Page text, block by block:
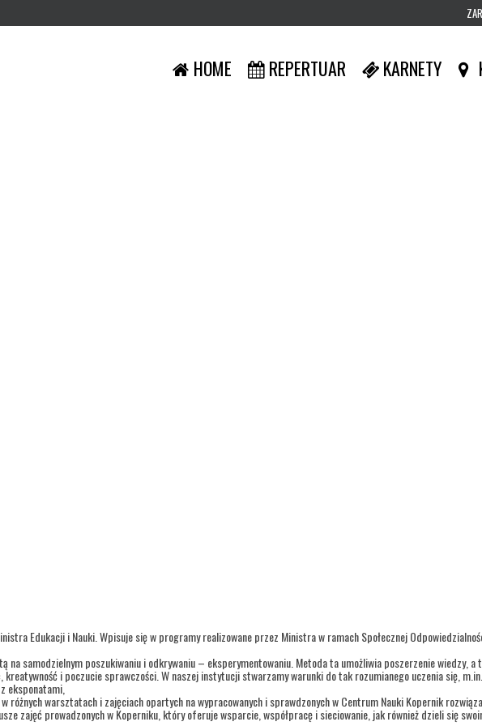
HOME REPERTUAR KARNETY
Edukacji i Nauki. Wpisuje się w programy realizowane przez Ministra w ramach Społecznej
na samodzielnym poszukiwaniu i odkrywaniu – eksperymentowaniu. Metoda ta umożliwia poszerzenie wiedzy,
kreatywność i poczucie sprawczości. W naszej instytucji stwarzamy warunki do tak rozumianego uczenia się,
eksponatami,
warsztatach i zajęciach opartych na wypracowanych i sprawdzonych w Centrum Nauki Kopernik
zajęć prowadzonych w Koperniku, który oferuje wsparcie, współpracę i sieciowanie, jak również dzieli się